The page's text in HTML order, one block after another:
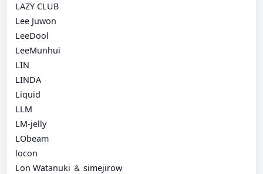
LAZY CLUB
Lee Juwon
LeeDool
LeeMunhui
LIN
LINDA
Liquid
LLM
LM-jelly
LObeam
locon
Lon Watanuki ＆ simejirow